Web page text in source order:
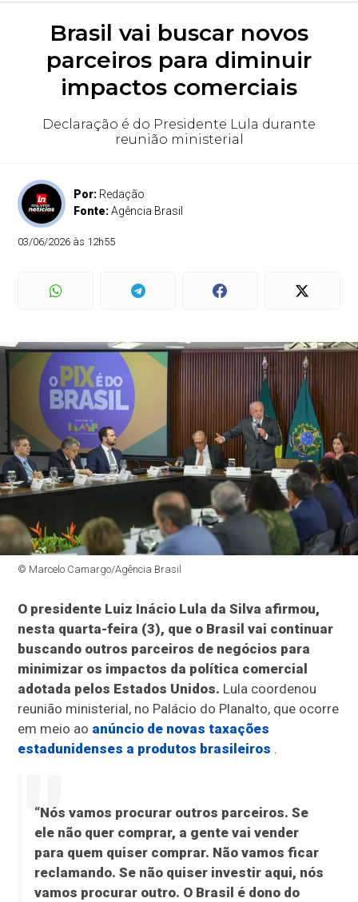
Brasil vai buscar novos
parceiros para diminuir
impactos comerciais
Declaração é do Presidente Lula durante
reunião ministerial
Por: Redação
Fonte:Agência Brasil
03/06/2026 às 12h55
© Marcelo Camargo/Agência Brasil
O presidente Luiz Inácio Lula da Silva afirmou,
nesta quarta-feira (3), que o Brasil vai continuar
buscando outros parceiros de negócios para
minimizar os impactos da política comercial
adotada pelos Estados Unidos. Lula coordenou
reunião ministerial, no Palácio do Planalto, que ocorre
em meio ao anúncio de novas taxações
estadunidenses a produtos brasileiros .
“Nós vamos procurar outros parceiros. Se
ele não quer comprar, a gente vai vender
para quem quiser comprar. Não vamos ficar
reclamando. Se não quiser investir aqui, nós
vamos procurar outro. O Brasil é dono do